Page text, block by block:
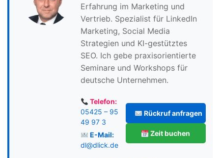
Erfahrung im Marketing und
Vertrieb. Spezialist für LinkedIn
Marketing, Social Media
Strategien und KI-gestütztes
SEO. Ich gebe praxisorientierte
Seminare und Workshops für
deutsche Unternehmen.
Telefon:
05425 – 95
49 97 3
E-Mail:
dl@dlick.de
Rückruf anfragen
Zeit buchen